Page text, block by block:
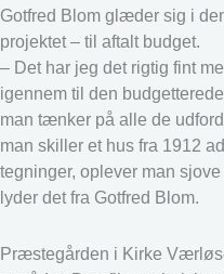
Gotfred Blom glæder sig i
projektet – til aftalt budget.
– Det har jeg det rigtig fint
igennem til den
man tænker på alle de
man skiller et hus fra 1912
tegninger, oplever man
lyder det fra Gotfred Blom.
Præstegården i Kirke